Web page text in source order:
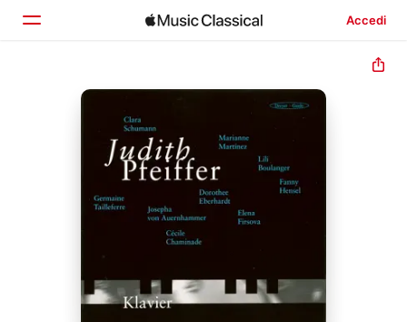
Accedi
Home